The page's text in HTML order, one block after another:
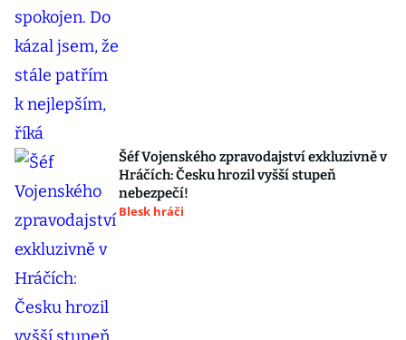
Šéf Vojenského zpravodajství exkluzivně v
Hráčích: Česku hrozil vyšší stupeň
nebezpečí!
Blesk hráči